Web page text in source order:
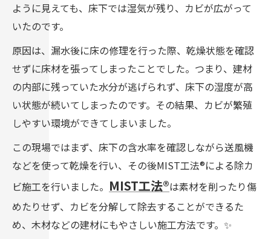
ように見えても、床下では湿気が残り、カビが広がって
いたのです。
原因は、漏水後に床の修理を行った際、乾燥状態を確認
せずに床材を張ってしまったことでした。つまり、建材
の内部に残っていた水分が逃げられず、床下の湿度が高
い状態が続いてしまったのです。その結果、カビが繁殖
しやすい環境ができてしまいました。
この現場ではまず、床下の含水率を確認しながら送風機
などを使って乾燥を行い、その後MIST工法®による除カ
ビ施工を行いました。 MIST工法®は素材を削ったり傷
めたりせず、カビを分解して除去することができるた
め、木材などの建材にもやさしい施工方法です。✨